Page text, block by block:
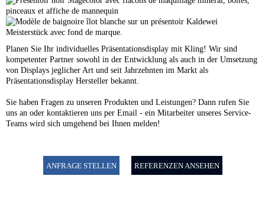
Planen Sie Ihr individuelles Präsentationsdisplay mit Kling! Wir sind
kompetenter Partner sowohl in der Entwicklung als auch in der Umsetzung
von Displays jeglicher Art und seit Jahrzehnten im Markt als
Präsentationsdisplay Hersteller bekannt.
Sie haben Fragen zu unseren Produkten und Leistungen? Dann rufen Sie
uns an oder kontaktieren uns per Email - ein Mitarbeiter unseres Service-
Teams wird sich umgehend bei Ihnen melden!
ANFRAGE STELLEN REFERENZEN ANSEHEN